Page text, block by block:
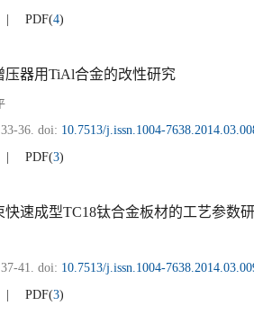
PDF(4)
压器用TiAl合金的改性研究
36. doi: 10.7513/j.issn.1004-
PDF(3)
快速成型TC18钛合金板材的工艺参数
41. doi: 10.7513/j.issn.1004-
PDF(3)